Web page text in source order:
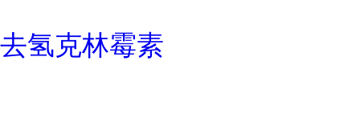
去氢克林霉素